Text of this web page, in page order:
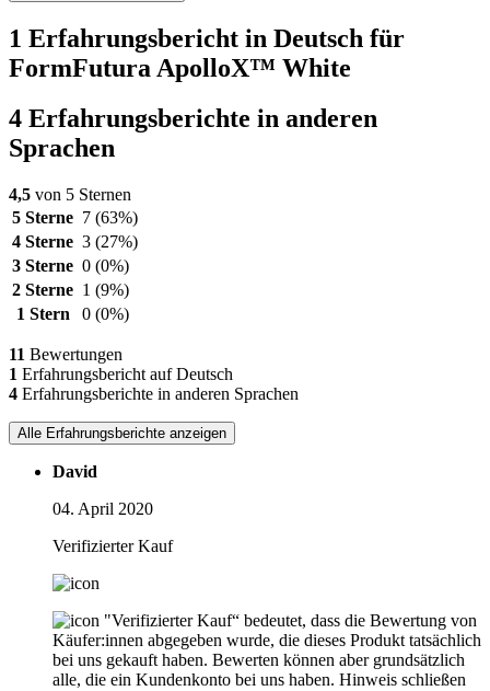
1 Erfahrungsbericht in Deutsch für
FormFutura ApolloX™ White
4 Erfahrungsberichte in anderen
Sprachen
4,5 von 5 Sternen
5 Sterne 7 (63%)
4 Sterne 3 (27%)
3 Sterne 0 (0%)
2 Sterne 1 (9%)
1 Stern
0 (0%)
11 Bewertungen
1 Erfahrungsbericht auf Deutsch
4 Erfahrungsberichte in anderen Sprachen
Alle Erfahrungsberichte anzeigen
David
04. April 2020
Verifizierter Kauf
"Verifizierter Kauf“ bedeutet, dass die Bewertung von
Käufer:innen abgegeben wurde, die dieses Produkt tatsächlich
bei uns gekauft haben. Bewerten können aber grundsätzlich
alle, die ein Kundenkonto bei uns haben. Hinweis schließen